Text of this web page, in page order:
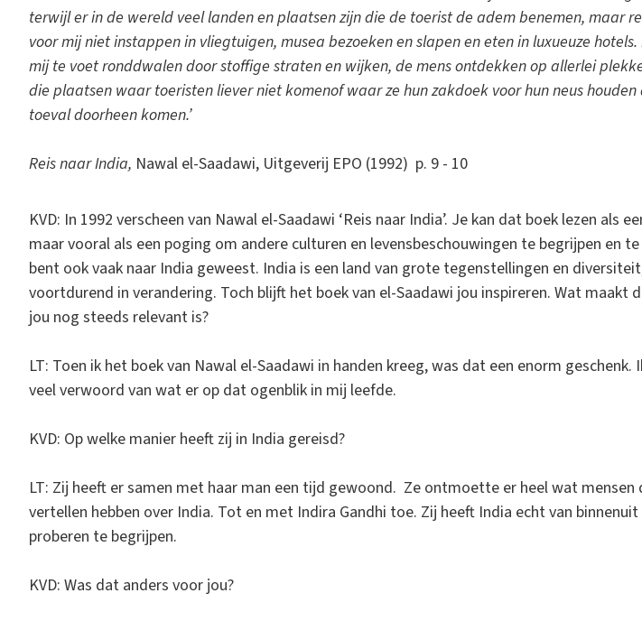
terwijl er in de wereld veel landen en plaatsen zijn die de toerist de adem benemen, maar
voor mij niet instappen in vliegtuigen, musea bezoeken en slapen en eten in luxueuze hotels.
mij te voet ronddwalen door stoffige straten en wijken, de mens ontdekken op allerlei
die plaatsen waar toeristen liever niet komenof waar ze hun zakdoek voor hun neus houden
toeval doorheen komen.’
Reis naar India, Nawal el-Saadawi, Uitgeverij EPO (1992) p. 9 - 10
KVD: In 1992 verscheen van Nawal el-Saadawi ‘Reis naar India’. Je kan dat boek lezen als
maar vooral als een poging om andere culturen en levensbeschouwingen te begrijpen en
bent ook vaak naar India geweest. India is een land van grote tegenstellingen en
voortdurend in verandering. Toch blijft het boek van el-Saadawi jou inspireren. Wat maakt
jou nog steeds relevant is?
LT: Toen ik het boek van Nawal el-Saadawi in handen kreeg, was dat een enorm geschenk.
veel verwoord van wat er op dat ogenblik in mij leefde.
KVD: Op welke manier heeft zij in India gereisd?
LT: Zij heeft er samen met haar man een tijd gewoond. Ze ontmoette er heel wat
vertellen hebben over India. Tot en met Indira Gandhi toe. Zij heeft India echt van
proberen te begrijpen.
KVD: Was dat anders voor jou?